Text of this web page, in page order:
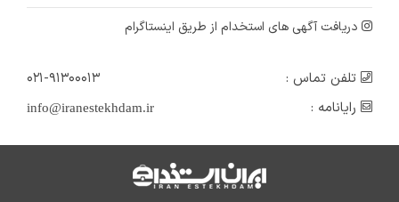
دریافت آگهی های استخدام از طریق اینستاگرام
تلفن تماس :
۰۲۱-۹۱۳۰۰۰۱۳
رایانامه :
info@iranestekhdam.ir